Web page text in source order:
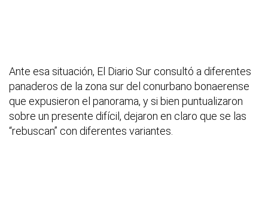
Ante esa situación, El Diario Sur consultó a diferentes
panaderos de la zona sur del conurbano bonaerense
que expusieron el panorama, y si bien puntualizaron
sobre un presente difícil, dejaron en claro que se las
“rebuscan” con diferentes variantes.